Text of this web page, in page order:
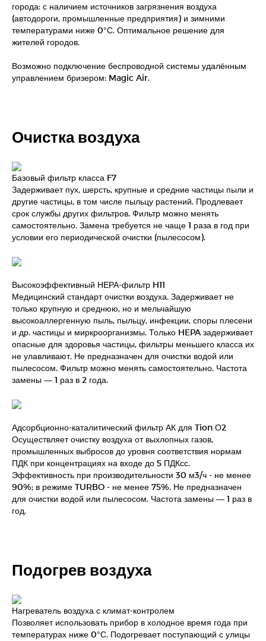
города: с наличием источников загрязнения воздуха
(автодороги, промышленные предприятия) и зимними
температурами ниже 0°С. Оптимальное решение для
жителей городов.
Возможно подключение беспроводной системы удалённым
управлением бризером: Magic Air.
Очистка воздуха
Базовый фильтр класса F7
Задерживает пух, шерсть, крупные и средние частицы пыли и
другие частицы, в том числе пыльцу растений. Продлевает
срок службы других фильтров. Фильтр можно менять
самостоятельно. Замена требуется не чаще 1 раза в год при
условии его периодической очистки (пылесосом).
Высокоэффективный НЕРА-фильтр H11
Медицинский стандарт очистки воздуха. Задерживает не
только крупную и среднюю, но и мельчайшую
высокоаллергенную пыль, пыльцу, инфекции, споры плесени
и др. частицы и миркроорганизмы. Только HEPA задерживает
опасные для здоровья частицы, фильтры меньшего класса их
не улавливают. Не предназначен для очистки водой или
пылесосом. Фильтр можно менять самостоятельно. Частота
замены — 1 раз в 2 года.
Адсорбционно-каталитический фильтр АК для Tion О2
Осуществляет очистку воздуха от выхлопных газов,
промышленных выбросов до уровня соответствия нормам
ПДК при концентрациях на входе до 5 ПДКсс.
Эффективность при производительности 30 м3/ч - не менее
90%; в режиме TURBO - не менее 75%. Не предназначен
для очистки водой или пылесосом. Частота замены — 1 раз в
год.
Подогрев воздуха
Нагреватель воздуха с климат-контролем
Позволяет использовать прибор в холодное время года при
температурах ниже 0°С. Подогревает поступающий с улицы